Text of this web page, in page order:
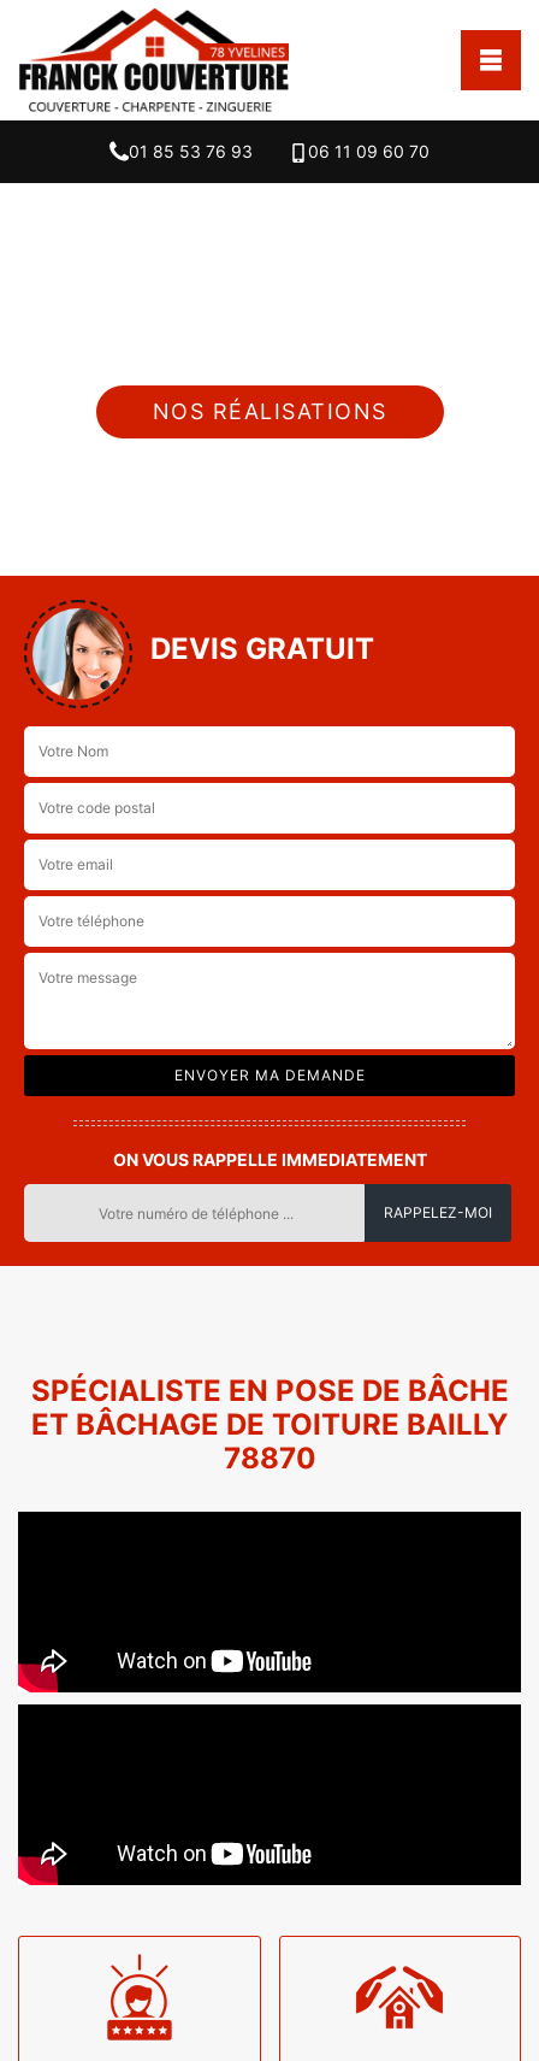
01 85 53 76 93 06 11 09 60 70
NOS RÉALISATIONS
DEVIS GRATUIT
ON VOUS RAPPELLE IMMEDIATEMENT
SPÉCIALISTE EN POSE DE BÂCHE
ET BÂCHAGE DE TOITURE BAILLY
78870